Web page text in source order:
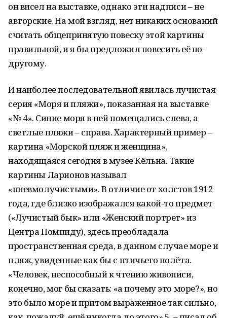
он висел на выставке, однако эти надписи – не
авторские. На мой взгляд, нет никаких оснований
считать общепринятую повеску этой картины
правильной, и я бы предложил повесить её по-
другому.
И наиболее последовательной явилась лучистая
серия «Моря и пляжи», показанная на выставке
«№ 4». Синие моря в ней помещались слева, а
светлые пляжи – справа. Характерный пример –
картина «Морской пляж и женщина»,
находящаяся сегодня в музее Кёльна. Такие
картины Ларионов называл
«пневмолучистыми». В отличие от холстов 1912
года, где близко изображался какой-то предмет
(«Лучистый бык» или «Женский портрет» из
Центра Помпиду), здесь преобладала
пространственная среда, в данном случае море и
пляж, увиденные как бы с птичьего полёта.
«Человек, неспособный к чтению живописи,
конечно, мог бы сказать: «а почему это море?», но
это было море и притом выраженное так сильно,